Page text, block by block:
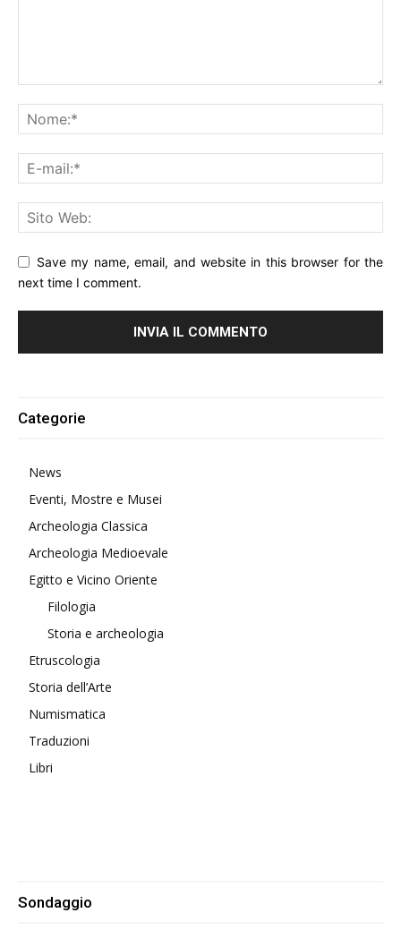
Save my name, email, and website in this browser for the
next time I comment.
Categorie
News
Eventi, Mostre e Musei
Archeologia Classica
Archeologia Medioevale
Egitto e Vicino Oriente
Filologia
Storia e archeologia
Etruscologia
Storia dell’Arte
Numismatica
Traduzioni
Libri
Sondaggio